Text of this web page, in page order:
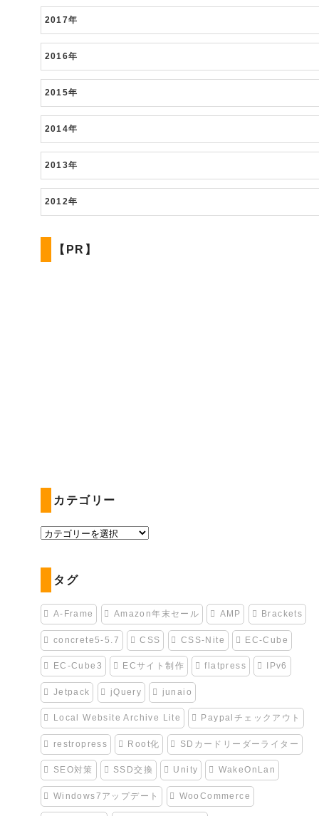
2017年
2016年
2015年
2014年
2013年
2012年
【PR】
カテゴリー
カ
ゴ
リ
ー
タグ
A-Frame Amazon年末セール AMP Brackets
concrete5-5.7 CSS CSS-Nite EC-Cube
EC-Cube3 ECサイト制作 flatpress IPv6
Jetpack jQuery junaio
Local Website Archive Lite Paypalチェックアウト
restropress Root化 SDカードリーダーライター
SEO対策 SSD交換 Unity WakeOnLan
Windows7アップデート WooCommerce